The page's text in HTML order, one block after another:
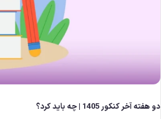
دو هفته آخر کنکور 1405 | چه باید کرد؟